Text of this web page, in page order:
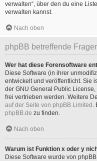
verwalten“, über den du eine
verwalten kannst.
Nach oben
phpBB betreffende
Wer hat diese Forensoftware
Diese Software (in ihrer
entwickelt und veröffentlicht. Sie
der GNU General Public
frei vertrieben werden. Weitere
auf der Seite von phpBB Limited .
phpBB.de zu finden.
Nach oben
Warum ist Funktion x oder y
Diese Software wurde von